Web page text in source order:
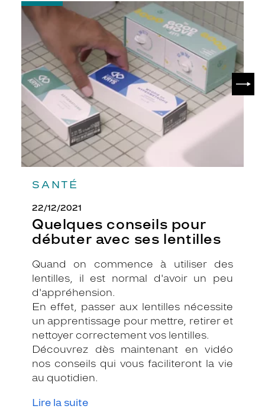
SANTÉ
22/12/2021
Quelques conseils pour
débuter avec ses lentilles
Quand on commence à utiliser des
lentilles, il est normal d'avoir un peu
d'appréhension.
En effet, passer aux lentilles nécessite
un apprentissage pour mettre, retirer et
nettoyer correctement vos lentilles.
Découvrez dès maintenant en vidéo
nos conseils qui vous faciliteront la vie
au quotidien.
Lire la suite
-
Quelques
conseils
pour
débuter
avec
ses
lentilles